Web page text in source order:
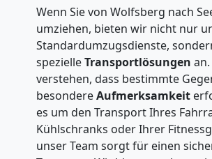
Wenn Sie von Wolfsberg nach
umziehen, bieten wir nicht nur
Standardumzugsdienste,
spezielleTransportlösungen
verstehen, dass bestimmte
besondereAufmerksamkeit
es um den Transport Ihres
Kühlschranks oder Ihrer
unser Team sorgt für einen